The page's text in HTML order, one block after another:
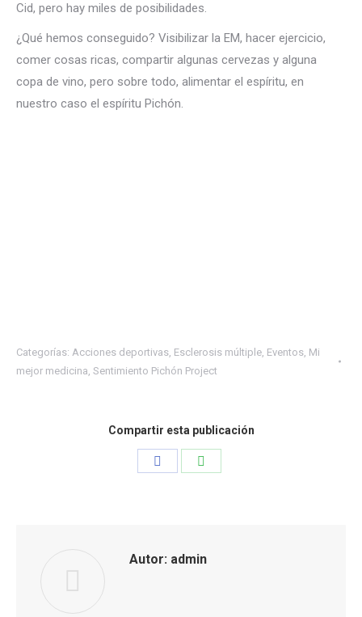
Cid, pero hay miles de posibilidades.
¿Qué hemos conseguido? Visibilizar la EM, hacer ejercicio,
comer cosas ricas, compartir algunas cervezas y alguna
copa de vino, pero sobre todo, alimentar el espíritu, en
nuestro caso el espíritu Pichón.
Categorías: Acciones deportivas, Esclerosis múltiple, Eventos, Mi
mejor medicina, Sentimiento Pichón Project
Compartir esta publicación
Autor: admin